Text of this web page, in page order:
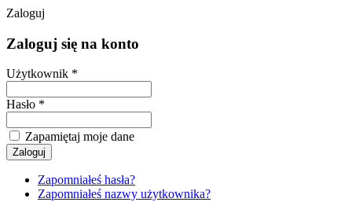
Zaloguj
Zaloguj się na konto
Użytkownik *
Hasło *
Zapamiętaj moje dane
Zapomniałeś hasła?
Zapomniałeś nazwy użytkownika?